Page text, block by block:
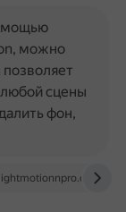
можно
сцены
фон,